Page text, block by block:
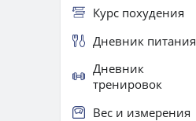
Курс похудения
Дневник питания
Дневник
тренировок
Вес и измерения